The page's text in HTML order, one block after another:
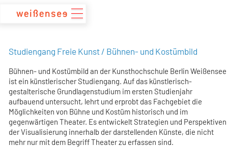
Studiengang Freie Kunst / Bühnen- und Kostümbild
Bühnen- und Kostümbild an der Kunsthochschule Berlin Weißensee
ist ein künstlerischer Studiengang. Auf das künstlerisch-
gestalterische Grundlagenstudium im ersten Studienjahr
aufbauend untersucht, lehrt und erprobt das Fachgebiet die
Möglichkeiten von Bühne und Kostüm historisch und im
gegenwärtigen Theater. Es entwickelt Strategien und Perspektiven
der Visualisierung innerhalb der darstellenden Künste, die nicht
mehr nur mit dem Begriff Theater zu erfassen sind.